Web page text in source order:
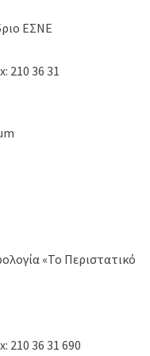
ΕΣΝΕ
210 36 31
«Το Περιστατικό
210 36 31 690